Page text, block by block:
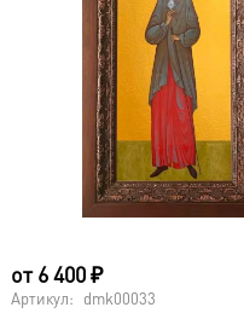
от6 400₽
Артикул: dmk00033